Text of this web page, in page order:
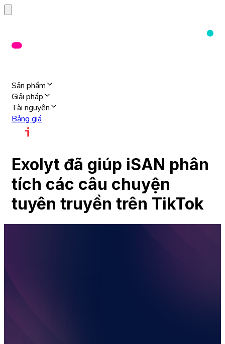
Sản phẩm
Giải pháp
Tài nguyên
Bảng giá
Exolyt đã giúp iSAN phân
tích các câu chuyện
tuyên truyền trên TikTok